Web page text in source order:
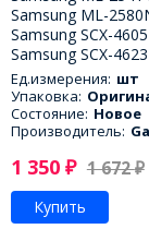
Samsung ML-
Samsung SCX-
Samsung SCX-
Ед.измерения: шт
Упаковка:
Состояние: Новое
Производитель:
1 350 ₽ 1 672₽
Купить